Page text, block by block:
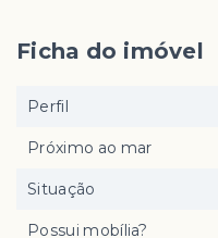
Ficha do imóvel
Perfil
Próximo ao mar
Situação
Possui mobília?